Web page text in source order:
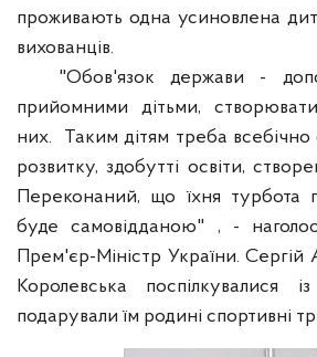
проживають одна усиновлена
вихованців.
"Обов'язок держави -
прийомними дітьми,
них.
Таким дітям треба
розвитку, здобутті освіти,
Переконаний, що їхня турбота
буде самовідданою" , -
Прем'єр-Міністр України. Сергій
Королевська поспілкувалися
подарували їм родині спортивні